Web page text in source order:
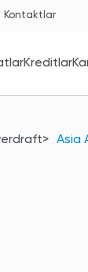
Kontaktlar
Kreditlar
Asia